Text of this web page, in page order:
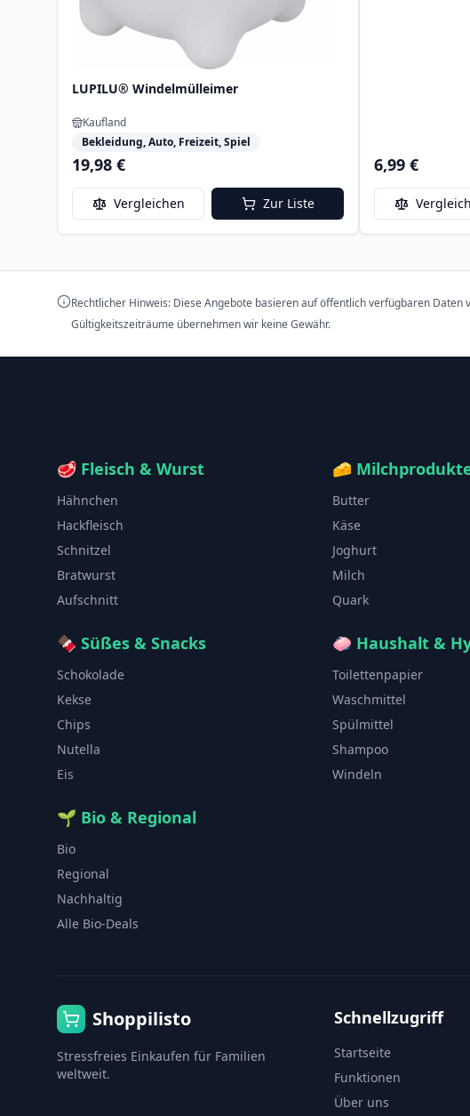
LUPILU® Windelmülleimer
Kaufland
Bekleidung, Auto, Freizeit, Spiel
19,98 €
Vergleichen Zur Liste
6,99 €
Rechtlicher Hinweis: Diese Angebote basieren auf öffentlich verfügbaren
Gültigkeitszeiträume übernehmen wir keine Gewähr.
🥩 Fleisch & Wurst
Hähnchen
Hackfleisch
Schnitzel
Bratwurst
Aufschnitt
🧀
Butter
Käse
Joghurt
Milch
Quark
🍫 Süßes & Snacks
Schokolade
Kekse
Chips
Nutella
Eis
🧼 Haushalt &
Toilettenpapier
Waschmittel
Spülmittel
Shampoo
Windeln
🌱 Bio & Regional
Bio
Regional
Nachhaltig
Alle Bio-Deals
Shoppilisto
Stressfreies Einkaufen für Familien
weltweit.
Schnellzugriff
Startseite
Funktionen
Über uns